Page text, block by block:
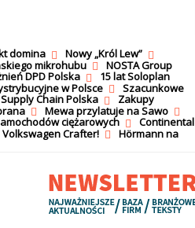
domina
Nowy „Król Lew”
mikrohubu
NOSTA Group
DPD Polska
15 lat Soloplan
w Polsce
Szacunkowe
Chain Polska
Zakupy
Mewa przylatuje na Sawo
ciężarowych
Continental
Crafter!
Hörmann na